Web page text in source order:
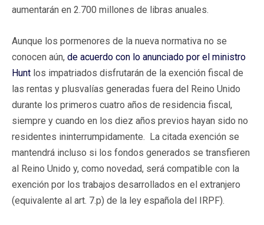
aumentarán en 2.700 millones de libras anuales.
Aunque los pormenores de la nueva normativa no se
conocen aún, de acuerdo con lo anunciado por el ministro
Hunt los impatriados disfrutarán de la exención fiscal de
las rentas y plusvalías generadas fuera del Reino Unido
durante los primeros cuatro años de residencia fiscal,
siempre y cuando en los diez años previos hayan sido no
residentes ininterrumpidamente. La citada exención se
mantendrá incluso si los fondos generados se transfieren
al Reino Unido y, como novedad, será compatible con la
exención por los trabajos desarrollados en el extranjero
(equivalente al art. 7.p) de la ley española del IRPF).